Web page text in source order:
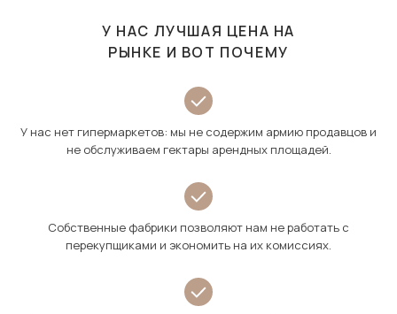
У НАС ЛУЧШАЯ ЦЕНА НА
РЫНКЕ И ВОТ ПОЧЕМУ
У нас нет гипермаркетов: мы не содержим армию продавцов и
не обслуживаем гектары арендных площадей.
Собственные фабрики позволяют нам не работать с
перекупщиками и экономить на их комиссиях.